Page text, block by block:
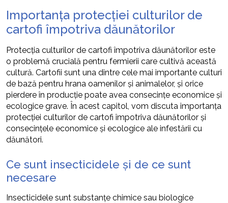
Importanța protecției culturilor de
cartofi împotriva dăunătorilor
Protecția culturilor de cartofi împotriva dăunătorilor este
o problemă crucială pentru fermierii care cultivă această
cultură. Cartofii sunt una dintre cele mai importante culturi
de bază pentru hrana oamenilor și animalelor, și orice
pierdere în producție poate avea consecințe economice și
ecologice grave. În acest capitol, vom discuta importanța
protecției culturilor de cartofi împotriva dăunătorilor și
consecințele economice și ecologice ale infestării cu
dăunători.
Ce sunt insecticidele și de ce sunt
necesare
Insecticidele sunt substanțe chimice sau biologice